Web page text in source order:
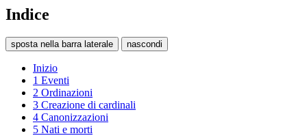
Indice
sposta nella barra laterale nascondi
Inizio
1 Eventi
2 Ordinazioni
3 Creazione di cardinali
4 Canonizzazioni
5 Nati e morti